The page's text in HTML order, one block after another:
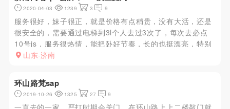
2020-04-03 1239 3 9
服务很好，妹子很正，就是价格有点稍贵，没有大活，还是
很安全的，需要通过电梯到3l个人去过3次了，每次去必点
10号js，服务很热情，能把卧好节奏，长的也挺漂亮，特别
是一对dx，xt非常舒服
山东-济南
环山路梵sap
2019-10-26 1325 27 9
一直去的一家，严打时期会关门，在环山路上上二楼敲门就